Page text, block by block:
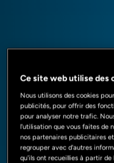
Ce site web utilise des
Nous utilisons des cookies
publicités, pour offrir des
pour analyser notre trafic.
l'utilisation que vous faites de
nos partenaires publicitaires
regrouper avec d'autres
qu'ils ont recueillies à partir